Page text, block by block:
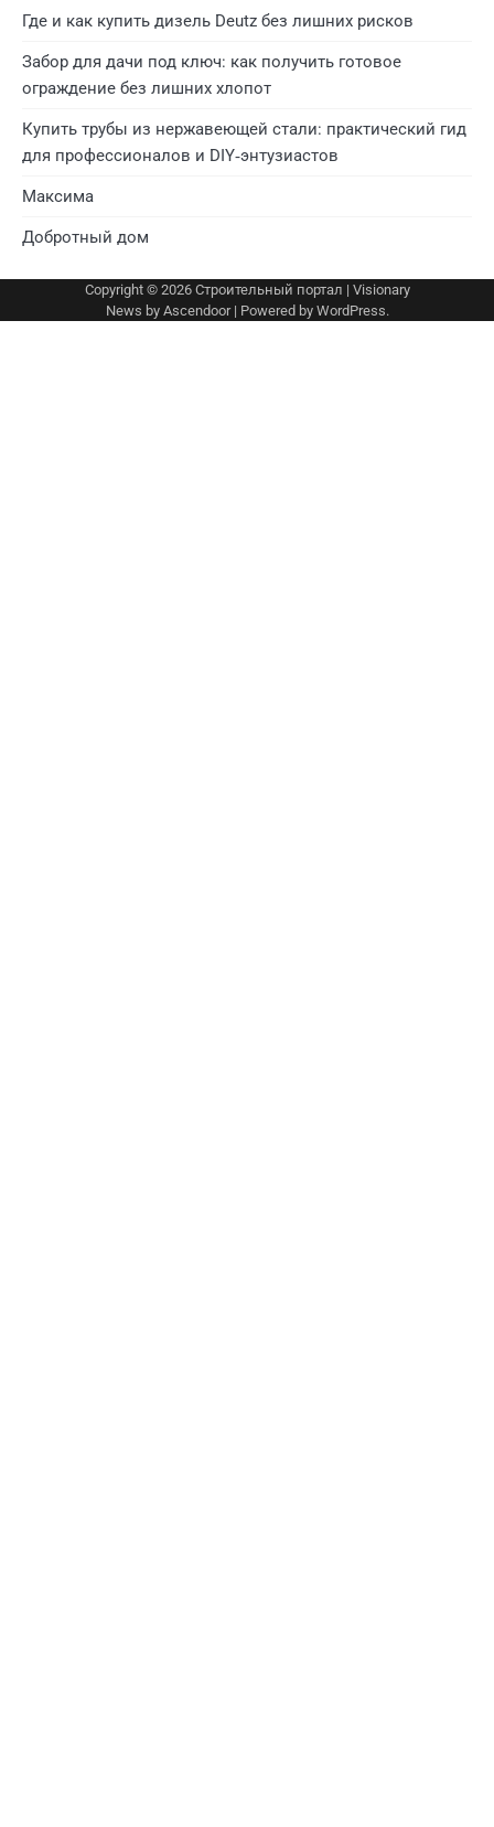
Где и как купить дизель Deutz без лишних рисков
Забор для дачи под ключ: как получить готовое
ограждение без лишних хлопот
Купить трубы из нержавеющей стали: практический гид
для профессионалов и DIY‑энтузиастов
Максима
Добротный дом
Copyright © 2026 Строительный портал | Visionary
News by Ascendoor| Powered by WordPress.